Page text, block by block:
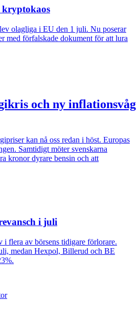
olagliga i EU den 1 juli. Nu poserar
med förfalskade dokument för att lura
och ny inflationsvåg
kan nå oss redan i höst. Europas
Samtidigt möter svenskarna
kronor dyrare bensin och att
i juli
i flera av börsens tidigare förlorare.
medan Hexpol, Billerud och BE